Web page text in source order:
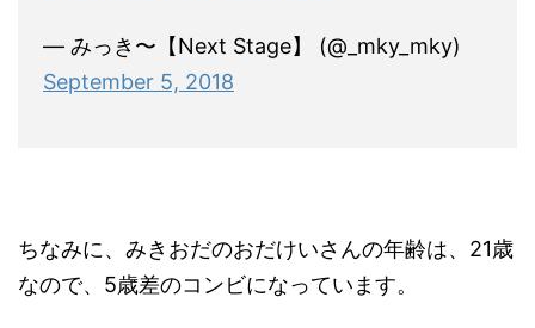
— みっき〜【Next Stage】 (@_mky_mky)
September 5, 2018
ちなみに、みきおだのおだけいさんの年齢は、21歳
なので、5歳差のコンビになっています。